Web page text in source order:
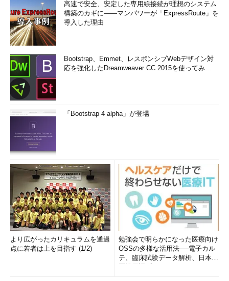
高速で安全、安定した専用線接続が理想のシステム
構築のカギに――マンパワーが「ExpressRoute」を
導入した理由
Bootstrap、Emmet、レスポンシブWebデザイン対
応を強化したDreamweaver CC 2015を使ってみ...
「Bootstrap 4 alpha」が登場
より広がったカリキュラムを通過
点に若者は上を目指す (1/2)
勉強会で明らかになった医療向け
OSSの多様な活用法──電子カル
テ、臨床試験データ解析、日本語